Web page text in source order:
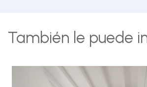
También le puede